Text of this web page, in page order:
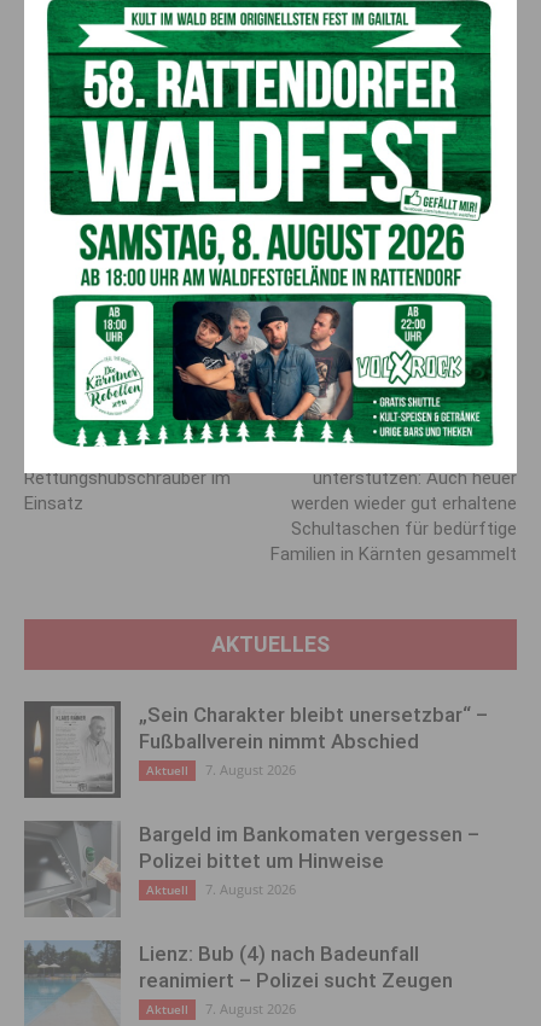
Durch die Bestimmungen der Pilzverordnung werden die
Eigentumsrechte nicht berührt. Der Waldeigentümer kann das
Sammeln von Pilzen untersagen, das heißt auch das Sammeln
von bis zu zwei Kilogramm pro Person und Tag muss vom
Grundeigentümer nicht geduldet werden.
Übertretungen der Sammelbestimmungen sind nach dem
Kärntner Naturschutzgesetz mit bis zu € 3.630,- zu
bestrafen.
Weitere Informationenerhalten Sie auch direkt bei der
Bezirkshauptmannschaft Hermagorunter Tel.050
536/63000oder per e-Mail anpost.bhhe@ktn.gv.at
Vorheriger Artikel
Verkehrsunfall mit Auto &
Motorrad am Wurzenpass:
Rettungshubschrauber im
Einsatz
Nächster Artikel
Gebrauchte Schultaschen
sammeln & Familien
unterstützen: Auch heuer
werden wieder gut erhaltene
Schultaschen für bedürftige
Familien in Kärnten gesammelt
AKTUELLES
„Sein Charakter bleibt unersetzbar“ –
Fußballverein nimmt Abschied
Aktuell 7. August 2026
Bargeld im Bankomaten vergessen –
Polizei bittet um Hinweise
Aktuell 7. August 2026
Lienz: Bub (4) nach Badeunfall
reanimiert – Polizei sucht Zeugen
Aktuell 7. August 2026